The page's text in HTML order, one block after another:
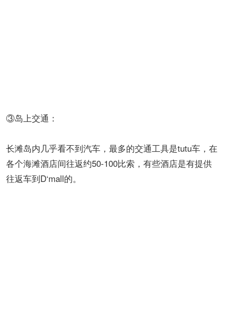
③岛上交通：
长滩岛内几乎看不到汽车，最多的交通工具是tutu车，在
各个海滩酒店间往返约50-100比索，有些酒店是有提供
往返车到D‘mall的。